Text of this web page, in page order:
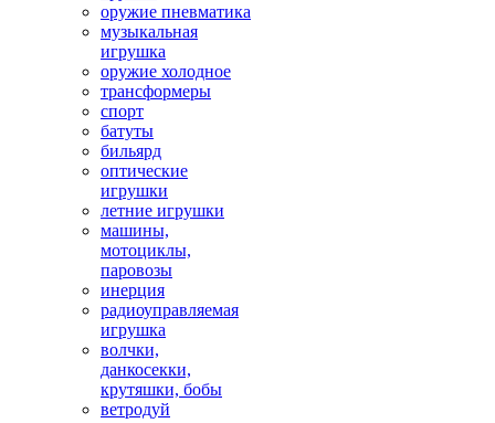
оружие пневматика
музыкальная
игрушка
оружие холодное
трансформеры
спорт
батуты
бильярд
оптические
игрушки
летние игрушки
машины,
мотоциклы,
паровозы
инерция
радиоуправляемая
игрушка
волчки,
данкосекки,
крутяшки, бобы
ветродуй